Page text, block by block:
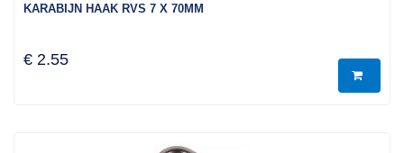
KARABIJN HAAK RVS 7 X 70MM
€ 2.55